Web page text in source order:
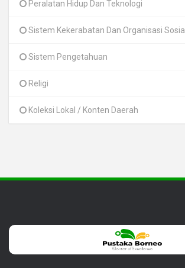
Peralatan Hidup Dan Teknologi
Sistem Kekerabatan Dan Organisasi Sosial
Sistem Pengetahuan
Religi
Koleksi Lokal / Konten Daerah